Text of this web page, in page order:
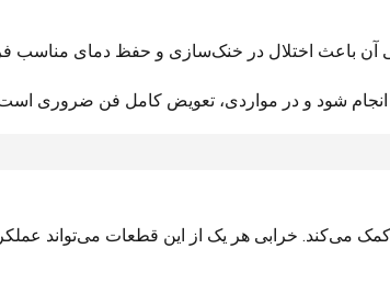
آن باعث اختلال در خنک‌سازی و حفظ دمای مناسب
انجام شود و در مواردی، تعویض کامل فن ضروری
می‌کند. خرابی هر یک از این قطعات می‌تواند